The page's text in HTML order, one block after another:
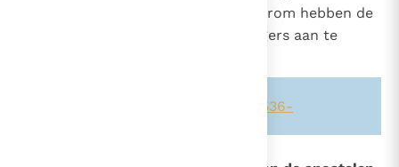
beginsel van heel haar leven. Daarom hebben de
apostelen ervoor gezorgd opvolgers aan te
-1536-